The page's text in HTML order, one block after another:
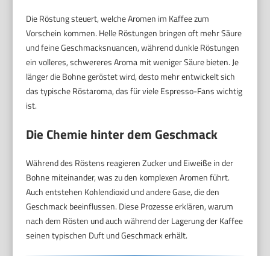
Die Röstung steuert, welche Aromen im Kaffee zum
Vorschein kommen. Helle Röstungen bringen oft mehr Säure
und feine Geschmacksnuancen, während dunkle Röstungen
ein volleres, schwereres Aroma mit weniger Säure bieten. Je
länger die Bohne geröstet wird, desto mehr entwickelt sich
das typische Röstaroma, das für viele Espresso-Fans wichtig
ist.
Die Chemie hinter dem Geschmack
Während des Röstens reagieren Zucker und Eiweiße in der
Bohne miteinander, was zu den komplexen Aromen führt.
Auch entstehen Kohlendioxid und andere Gase, die den
Geschmack beeinflussen. Diese Prozesse erklären, warum
nach dem Rösten und auch während der Lagerung der Kaffee
seinen typischen Duft und Geschmack erhält.